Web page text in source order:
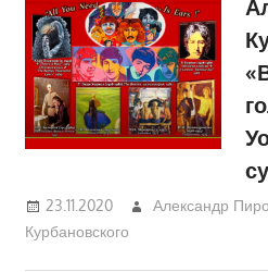
23.11.2020 Александр
Курбановского